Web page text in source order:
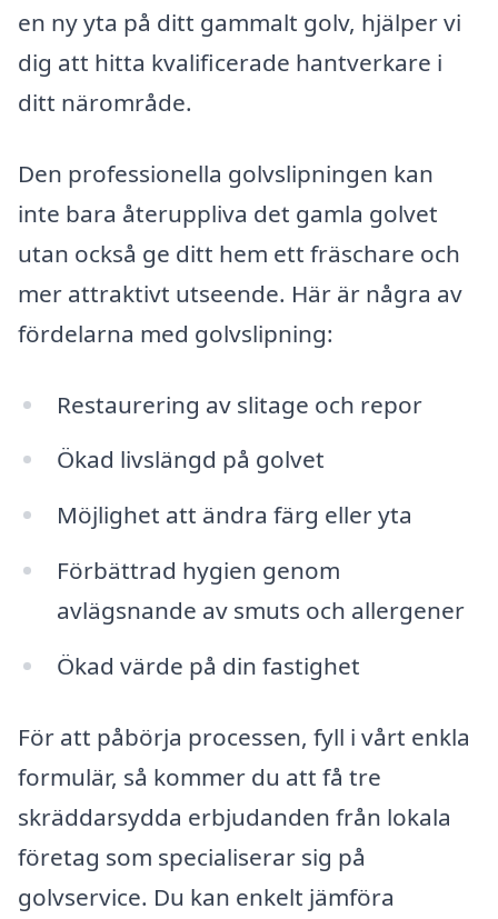
en ny yta på ditt gammalt golv, hjälper vi
dig att hitta kvalificerade hantverkare i
ditt närområde.
Den professionella golvslipningen kan
inte bara återuppliva det gamla golvet
utan också ge ditt hem ett fräschare och
mer attraktivt utseende. Här är några av
fördelarna med golvslipning:
Restaurering av slitage och repor
Ökad livslängd på golvet
Möjlighet att ändra färg eller yta
Förbättrad hygien genom
avlägsnande av smuts och allergener
Ökad värde på din fastighet
För att påbörja processen, fyll i vårt enkla
formulär, så kommer du att få tre
skräddarsydda erbjudanden från lokala
företag som specialiserar sig på
golvservice. Du kan enkelt jämföra